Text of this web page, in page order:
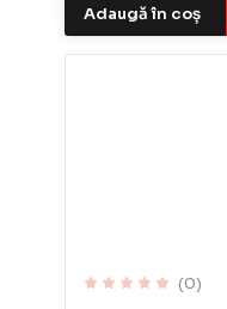
Adaugă în coș
(0)